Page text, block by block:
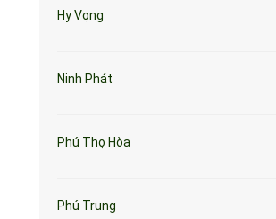
Hy Vọng
Ninh Phát
Phú Thọ Hòa
Phú Trung